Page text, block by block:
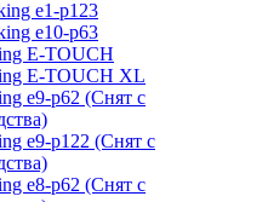
e1-p123
e10-p63
E-TOUCH
E-TOUCH XL
e9-p62 (Снят с
e9-p122 (Снят с
e8-p62 (Снят с